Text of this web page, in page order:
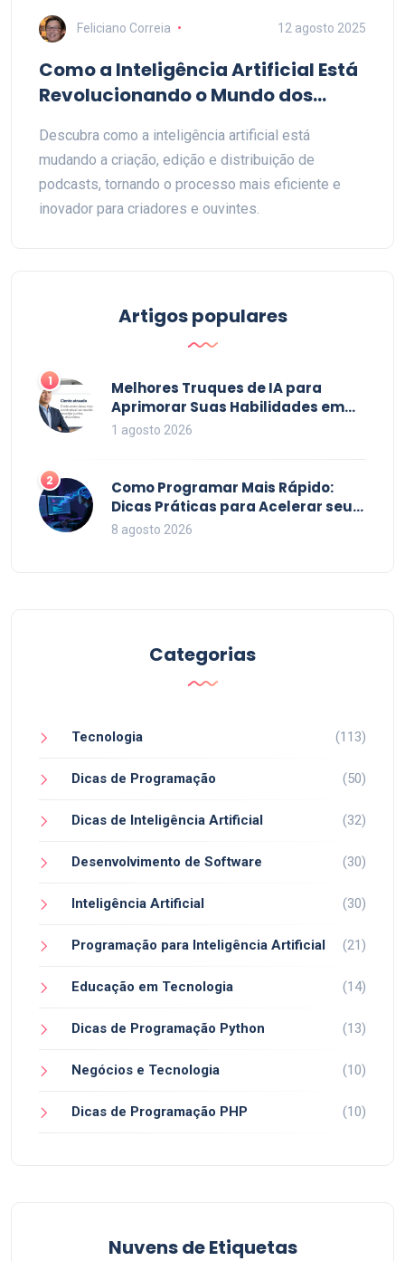
Feliciano Correia 12 agosto 2025
Como a Inteligência Artificial Está
Revolucionando o Mundo dos
Descubra como a inteligência artificial está
mudando a criação, edição e distribuição de
podcasts, tornando o processo mais eficiente e
inovador para criadores e ouvintes.
Artigos populares
1
Melhores Truques de IA para
Aprimorar Suas Habilidades em
2026
1 agosto 2026
2
Como Programar Mais Rápido:
Dicas Práticas para Acelerar seu
Código em 2026
8 agosto 2026
Categorias
Tecnologia (113)
Dicas de Programação (50)
Dicas de Inteligência Artificial (32)
Desenvolvimento de Software (30)
Inteligência Artificial (30)
Programação para Inteligência Artificial (21)
Educação em Tecnologia (14)
Dicas de Programação Python (13)
Negócios e Tecnologia (10)
Dicas de Programação PHP (10)
Nuvens de Etiquetas